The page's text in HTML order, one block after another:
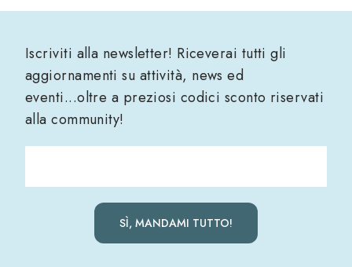
Iscriviti alla newsletter! Riceverai tutti gli
aggiornamenti su attività, news ed
eventi...oltre a preziosi codici sconto riservati
alla community!